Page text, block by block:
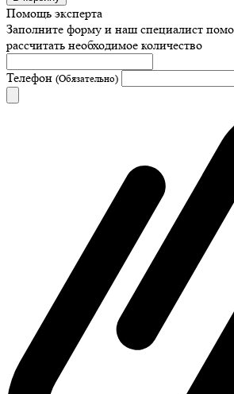
Помощь эксперта
Заполните форму и наш специалист
рассчитать необходимое количество
Телефон (Обязательно)